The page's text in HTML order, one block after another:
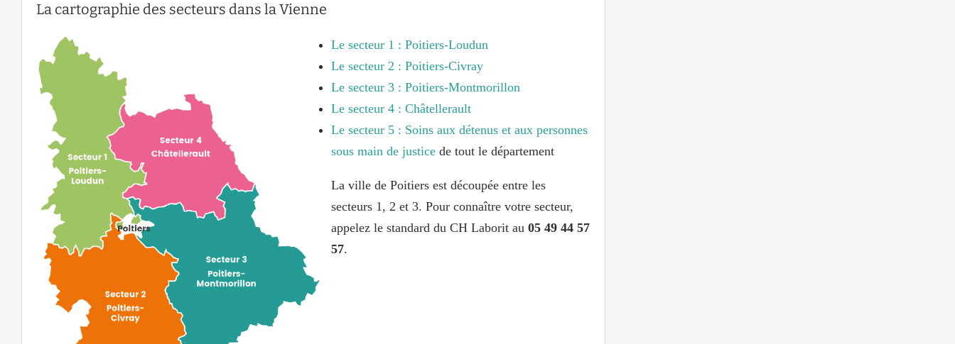
La cartographie des secteurs dans la Vienne
Le secteur 1 : Poitiers-Loudun
Le secteur 2 : Poitiers-Civray
Le secteur 3 : Poitiers-Montmorillon
Le secteur 4 : Châtellerault
Le secteur 5 : Soins aux détenus et aux personnes
sous main de justice de tout le département
La ville de Poitiers est découpée entre les
secteurs 1, 2 et 3. Pour connaître votre secteur,
appelez le standard du CH Laborit au 05 49 44 57
57.